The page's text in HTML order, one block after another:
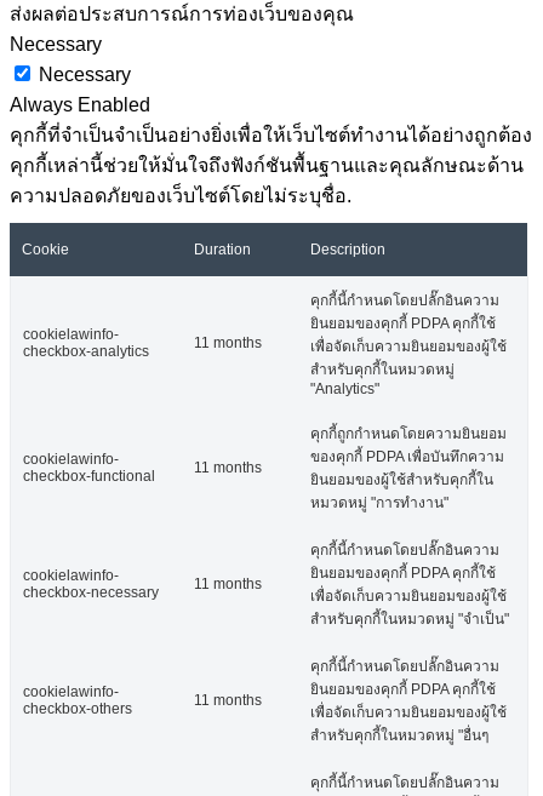
ส่งผลต่อประสบการณ์การท่องเว็บของคุณ
Necessary
Necessary
Always Enabled
คุกกี้ที่จำเป็นจำเป็นอย่างยิ่งเพื่อให้เว็บไซต์ทำงานได้อย่างถูกต้อง
คุกกี้เหล่านี้ช่วยให้มั่นใจถึงฟังก์ชันพื้นฐานและคุณลักษณะด้าน
ความปลอดภัยของเว็บไซต์โดยไม่ระบุชื่อ.
Cookie Duration Description
cookielawinfo-
checkbox-analytics
11 months
คุกกี้นี้กำหนดโดยปลั๊กอินความ
ยินยอมของคุกกี้ PDPA คุกกี้ใช้
เพื่อจัดเก็บความยินยอมของผู้ใช้
สำหรับคุกกี้ในหมวดหมู่
"Analytics"
cookielawinfo-
checkbox-functional
11 months
คุกกี้ถูกกำหนดโดยความยินยอม
ของคุกกี้ PDPA เพื่อบันทึกความ
ยินยอมของผู้ใช้สำหรับคุกกี้ใน
หมวดหมู่ "การทำงาน"
cookielawinfo-
checkbox-necessary
11 months
คุกกี้นี้กำหนดโดยปลั๊กอินความ
ยินยอมของคุกกี้ PDPA คุกกี้ใช้
เพื่อจัดเก็บความยินยอมของผู้ใช้
สำหรับคุกกี้ในหมวดหมู่ "จำเป็น"
cookielawinfo-
checkbox-others
11 months
คุกกี้นี้กำหนดโดยปลั๊กอินความ
ยินยอมของคุกกี้ PDPA คุกกี้ใช้
เพื่อจัดเก็บความยินยอมของผู้ใช้
สำหรับคุกกี้ในหมวดหมู่ "อื่นๆ
คุกกี้นี้กำหนดโดยปลั๊กอินความ